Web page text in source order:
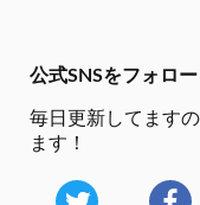
公式SNSをフォロー
毎日更新してますの
ます！